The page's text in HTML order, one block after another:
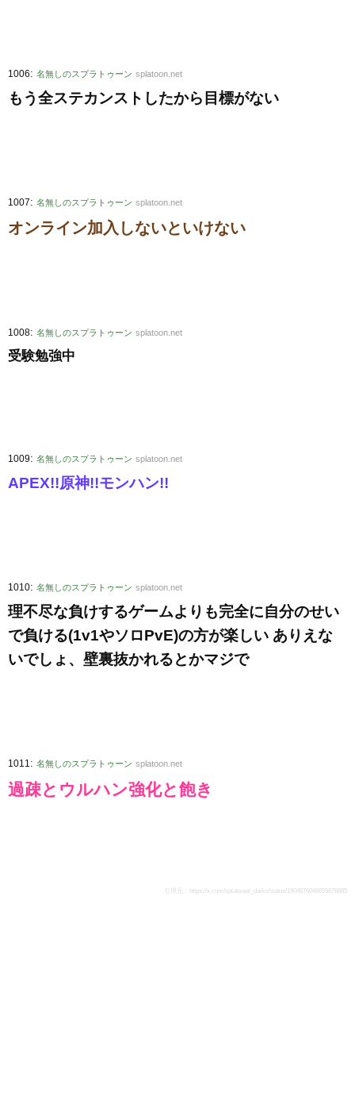
1006: 名無しのスプラトゥーン splatoon.net
もう全ステカンストしたから目標がない
1007: 名無しのスプラトゥーン splatoon.net
オンライン加入しないといけない
1008: 名無しのスプラトゥーン splatoon.net
受験勉強中
1009: 名無しのスプラトゥーン splatoon.net
APEX!!原神!!モンハン!!
1010: 名無しのスプラトゥーン splatoon.net
理不尽な負けするゲームよりも完全に自分のせい
で負ける(1v1やソロPvE)の方が楽しい ありえな
いでしょ、壁裏抜かれるとかマジで
1011 : 名無しのスプラトゥーン splatoon.net
過疎とウルハン強化と飽き
引用元： https://x.com/splatweet_daiko/status/1904676046655676885